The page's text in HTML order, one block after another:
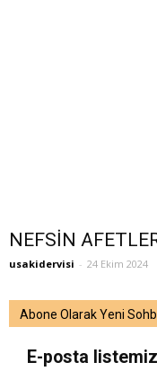
NEFSİN
usakidervisi - 24 Ekim 2024
Abone Olarak Yeni
E-posta